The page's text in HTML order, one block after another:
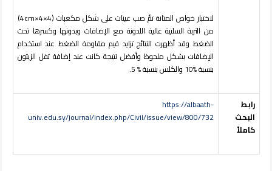
لاختبار خواص المتانة تمَّ صب عينات على شكل مكعبات (4×4×4
cm
)
من التربة السلتية عالية اللدونة مع الإضافات وبدونها وكسرها تحت
الضغط وقد أظهرت النتائج تزايد قيم مقاومة الضغط عند استخدام
الإضافات بشكل ملحوظ وأفضل نتيجة كانت عند إضافة تفل الزيتون
بنسبة %10 والكلس بنسبة % 5.
رابط
البحث
كاملاً
https://albaath-
univ.edu.sy/journal/index.php/Civil/issue/view/800/732